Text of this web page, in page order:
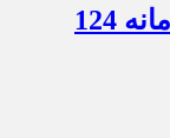
ثبت قیمت کالا و خدمات در سامانه 124